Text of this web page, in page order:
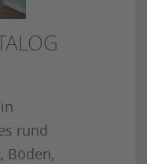
rund
Böden,